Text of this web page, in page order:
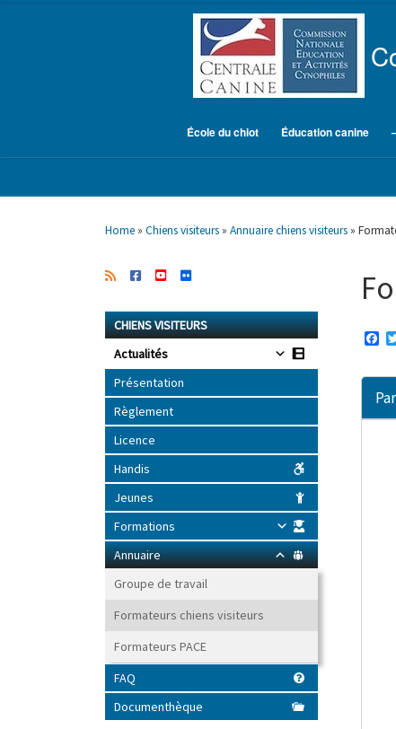
École du chiot Éducation canine
Home » Chiens visiteurs » Annuaire chiens visiteurs »
e
b
o
CHIENS VISITEURS
Actualités
Présentation
Règlement
Licence
Handis
Jeunes
Formations
Annuaire
Groupe de travail
Formateurs chiens visiteurs
Formateurs PACE
FAQ
Documenthèque